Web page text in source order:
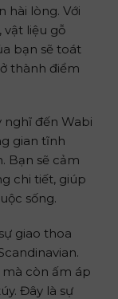
hài lòng. Với
liệu gỗ
bạn sẽ toát
thành điểm
nghĩ đến Wabi
gian tĩnh
Bạn sẽ cảm
chi tiết, giúp
sống.
giao thoa
còn ấm áp
Đây là sự